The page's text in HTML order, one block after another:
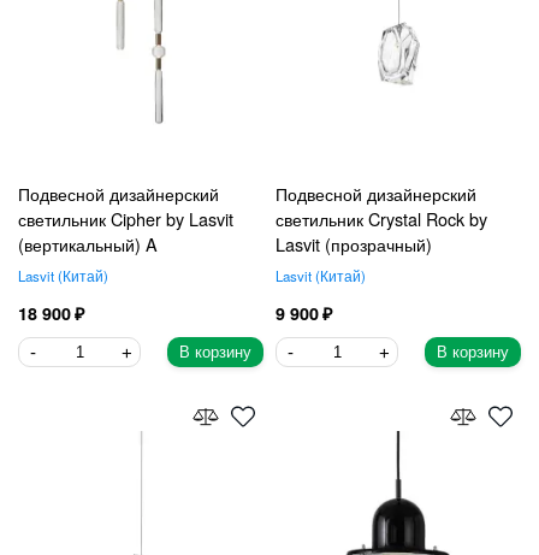
Подвесной дизайнерский
светильник Cipher by Lasvit
(вертикальный) A
Lasvit Китай
18 900
В корзину
Подвесной дизайнерский
светильник Crystal Rock by
Lasvit (прозрачный)
Lasvit Китай
9 900
В корзину